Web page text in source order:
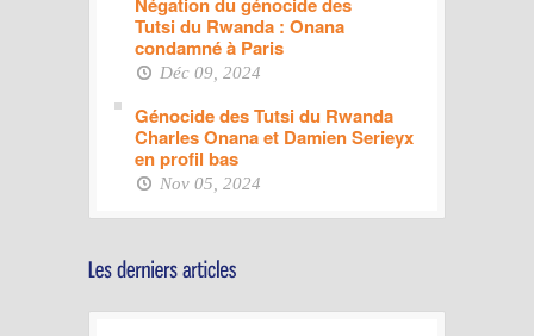
Négation du génocide des
Tutsi du Rwanda : Onana
condamné à Paris
Déc 09, 2024
Génocide des Tutsi du Rwanda
Charles Onana et Damien Serieyx
en profil bas
Nov 05, 2024